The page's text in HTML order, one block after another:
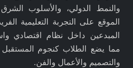
والنمط الدولي، والأسلوب
الموقع على التجربة التعليمية
المبدعين داخل نظام اقتصادي
مما يضع الطلاب كنجوم
والتصميم والأعمال والفن.